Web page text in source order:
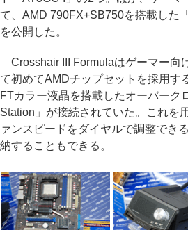
て、AMD 790FX+SB750を搭載した
を公開した。
Crosshair III Formulaはゲーマー向
て初めてAMDチップセットを採用す
FTカラー液晶を搭載したオーバーク
Station」が接続されていた。これを
ァンスピードをダイヤルで調整でき
納することもできる。